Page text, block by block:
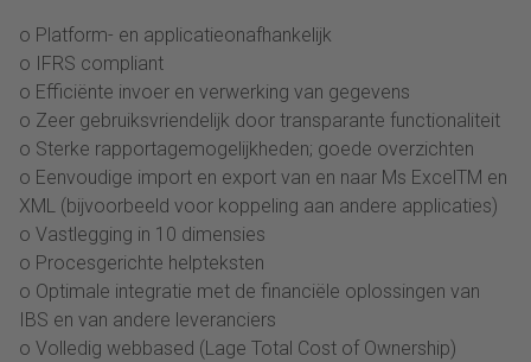
o Platform- en applicatieonafhankelijk
o IFRS compliant
o Efficiënte invoer en verwerking van gegevens
o Zeer gebruiksvriendelijk door transparante functionaliteit
o Sterke rapportagemogelijkheden; goede overzichten
o Eenvoudige import en export van en naar Ms ExcelTM en
XML (bijvoorbeeld voor koppeling aan andere applicaties)
o Vastlegging in 10 dimensies
o Procesgerichte helpteksten
o Optimale integratie met de financiële oplossingen van
IBS en van andere leveranciers
o Volledig webbased (Lage Total Cost of Ownership)